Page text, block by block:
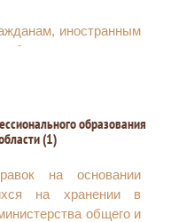
иностранным
гражданства
с утратой ими
в
характераобразования
(1)
на основании
на хранении в
общего и